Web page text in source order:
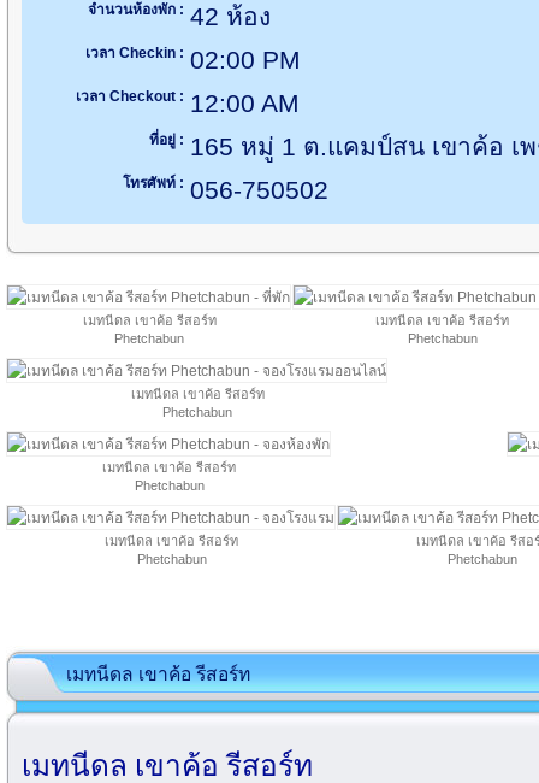
จำนวนห้องพัก : 42 ห้อง
เวลา Checkin : 02:00 PM
เวลา Checkout : 12:00 AM
ที่อยู่ : 165 หมู่ 1 ต.แคมป์สน เขาค้อ เ
โทรศัพท์ : 056-750502
เมทนีดล เขาค้อ รีสอร์ท
Phetchabun
เมทนีดล เขาค้อ รีสอร์ท
Phetchabun
เมทนีดล เขาค้อ รีสอร์ท
Phetchabun
เมทนีดล เขาค้อ รีสอร์ท
Phetchabun
เมทนีดล เขาค้อ รีสอร์ท
Phetchabun
เมทนีดล เขาค้อ รีสอ
Phetchabun
เมทนีดล เขาค้อ รีสอร์ท
เมทนีดล เขาค้อ รีสอร์ท